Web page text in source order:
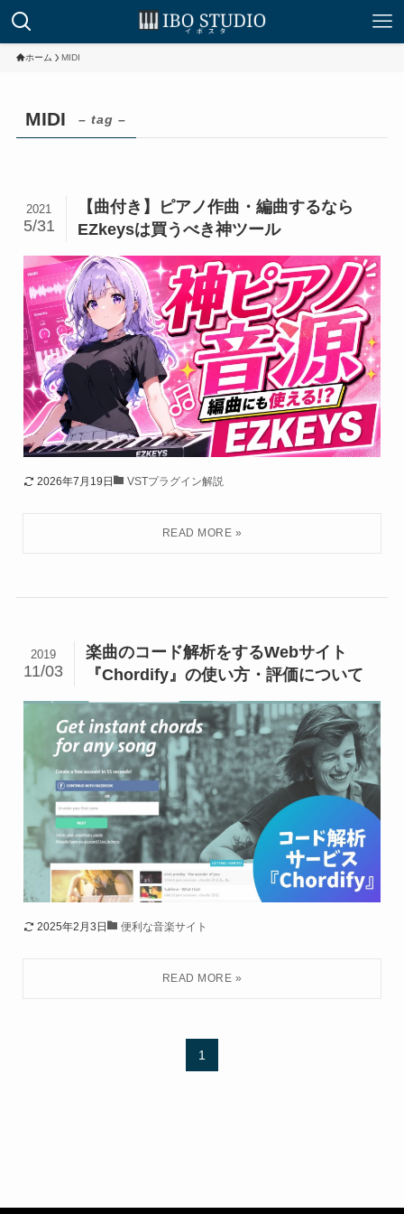
ホーム MIDI
MIDI – tag –
【曲付き】ピアノ作曲・編曲するなら
EZkeysは買うべき神ツール
2021
5/31
2026年7月19日 VSTプラグイン解説
楽曲のコード解析をするWebサイト
『Chordify』の使い方・評価について
2019
11/03
2025年2月3日 便利な音楽サイト
1